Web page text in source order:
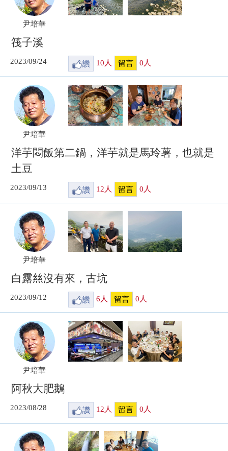
尹培華
筏子溪
2023/09/24 讚 10 人 留言 0 人
尹培華
洋芋悶飯第二鍋，洋芋就是馬玲薯，也就是
土豆
2023/09/13 讚 12 人 留言 0 人
尹培華
白露𢇁沒有來，古坑
2023/09/12 讚 6 人 留言 0 人
尹培華
阿秋大肥鵝
2023/08/28 讚 12 人 留言 0 人